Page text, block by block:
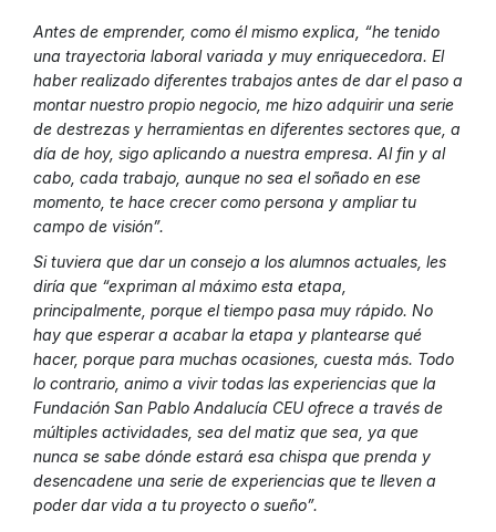
Antes de emprender, como él mismo explica, “he tenido
una trayectoria laboral variada y muy enriquecedora. El
haber realizado diferentes trabajos antes de dar el paso a
montar nuestro propio negocio, me hizo adquirir una serie
de destrezas y herramientas en diferentes sectores que, a
día de hoy, sigo aplicando a nuestra empresa. Al fin y al
cabo, cada trabajo, aunque no sea el soñado en ese
momento, te hace crecer como persona y ampliar tu
campo de visión”.
Si tuviera que dar un consejo a los alumnos actuales, les
diría que “expriman al máximo esta etapa,
principalmente, porque el tiempo pasa muy rápido. No
hay que esperar a acabar la etapa y plantearse qué
hacer, porque para muchas ocasiones, cuesta más. Todo
lo contrario, animo a vivir todas las experiencias que la
Fundación San Pablo Andalucía CEU ofrece a través de
múltiples actividades, sea del matiz que sea, ya que
nunca se sabe dónde estará esa chispa que prenda y
desencadene una serie de experiencias que te lleven a
poder dar vida a tu proyecto o sueño”.